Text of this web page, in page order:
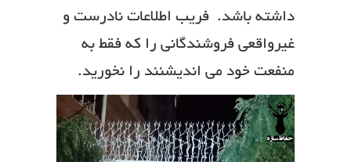
داشته باشد. فریب اطلاعات نادرست و
غیرواقعی فروشندگانی را که فقط به
منفعت خود می اندیشنند را نخورید.